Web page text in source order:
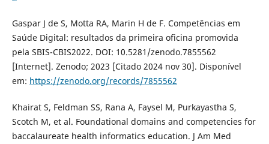
Gaspar J de S, Motta RA, Marin H de F. Competências em
Saúde Digital: resultados da primeira oficina promovida
pela SBIS-CBIS2022. DOI: 10.5281/zenodo.7855562
[Internet]. Zenodo; 2023 [Citado 2024 nov 30]. Disponível
em: https://zenodo.org/records/7855562
Khairat S, Feldman SS, Rana A, Faysel M, Purkayastha S,
Scotch M, et al. Foundational domains and competencies for
baccalaureate health informatics education. J Am Med